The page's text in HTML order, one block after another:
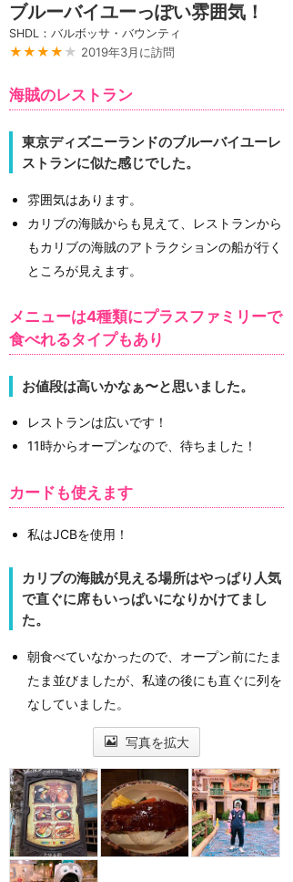
ブルーバイユーっぽい雰囲気！
SHDL：バルボッサ・バウンティ
★★★★ ★ 2019年3月に訪問
海賊のレストラン
東京ディズニーランドのブルーバイユーレ
ストランに似た感じでした。
雰囲気はあります。
カリブの海賊からも見えて、レストランから
もカリブの海賊のアトラクションの船が行く
ところが見えます。
メニューは4種類にプラスファミリーで
食べれるタイプもあり
お値段は高いかなぁ〜と思いました。
レストランは広いです！
11時からオープンなので、待ちました！
カードも使えます
私はJCBを使用！
カリブの海賊が見える場所はやっぱり人気
で直ぐに席もいっぱいになりかけてまし
た。
朝食べていなかったので、オープン前にたま
たま並びましたが、私達の後にも直ぐに列を
なしていました。
写真を拡大